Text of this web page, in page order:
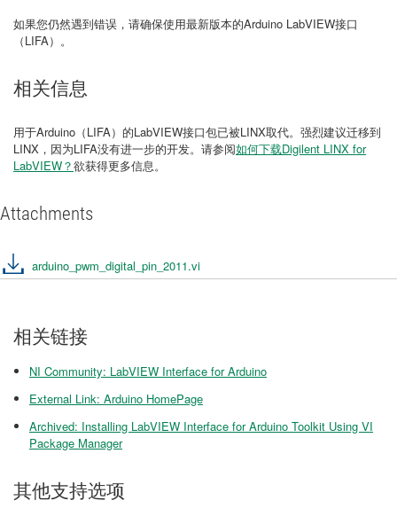
如果您仍然遇到错误，请确保使用最新版本的Arduino LabVIEW接口
（LIFA）。
相关信息
用于Arduino（LIFA）的LabVIEW接口包已被LINX取代。强烈建议迁移到
LINX，因为LIFA没有进一步的开发。请参阅如何下载Digilent LINX for
LabVIEW？欲获得更多信息。
Attachments
arduino_pwm_digital_pin_2011.vi
相关链接
NI Community: LabVIEW Interface for Arduino
External Link: Arduino HomePage
Archived: Installing LabVIEW Interface for Arduino Toolkit Using VI
Package Manager
其他支持选项